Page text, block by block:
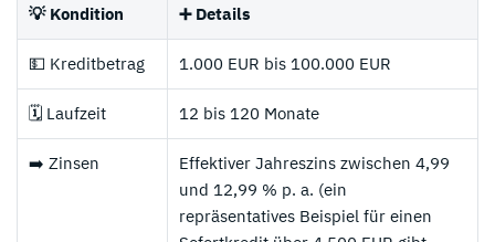
💡 Kondition ➕ Details
💵 Kreditbetrag 1.000 EUR bis 100.000 EUR
🗓️ Laufzeit 12 bis 120 Monate
➡️ Zinsen
Effektiver Jahreszins zwischen 4,99
und 12,99 % p. a. (ein
repräsentatives Beispiel für einen